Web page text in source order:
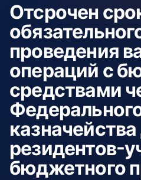
Отсрочен
проведения
операций с
средствами
резидентов-
бюджетного